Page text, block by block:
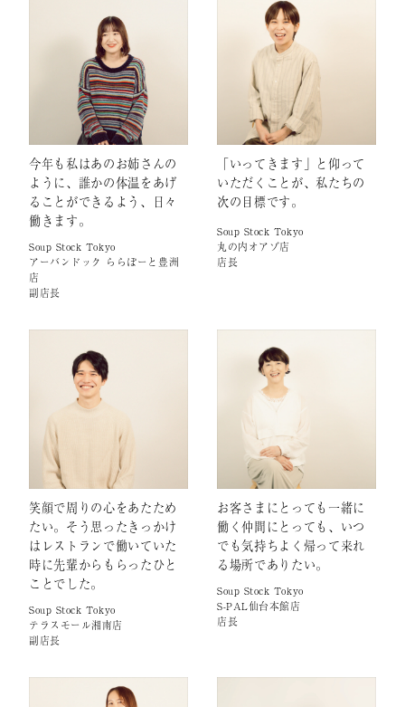
今年も私はあのお姉さんの
ように、誰かの体温をあげ
ることができるよう、日々
働きます。
Soup Stock Tokyo
アーバンドック ららぽーと豊洲
店
副店長
「いってきます」と仰って
いただくことが、私たちの
次の目標です。
Soup Stock Tokyo
丸の内オアゾ店
店長
笑顔で周りの心をあたため
たい。そう思ったきっかけ
はレストランで働いていた
時に先輩からもらったひと
ことでした。
Soup Stock Tokyo
テラスモール湘南店
副店長
お客さまにとっても一緒に
働く仲間にとっても、いつ
でも気持ちよく帰って来れ
る場所でありたい。
Soup Stock Tokyo
S-PAL仙台本館店
店長